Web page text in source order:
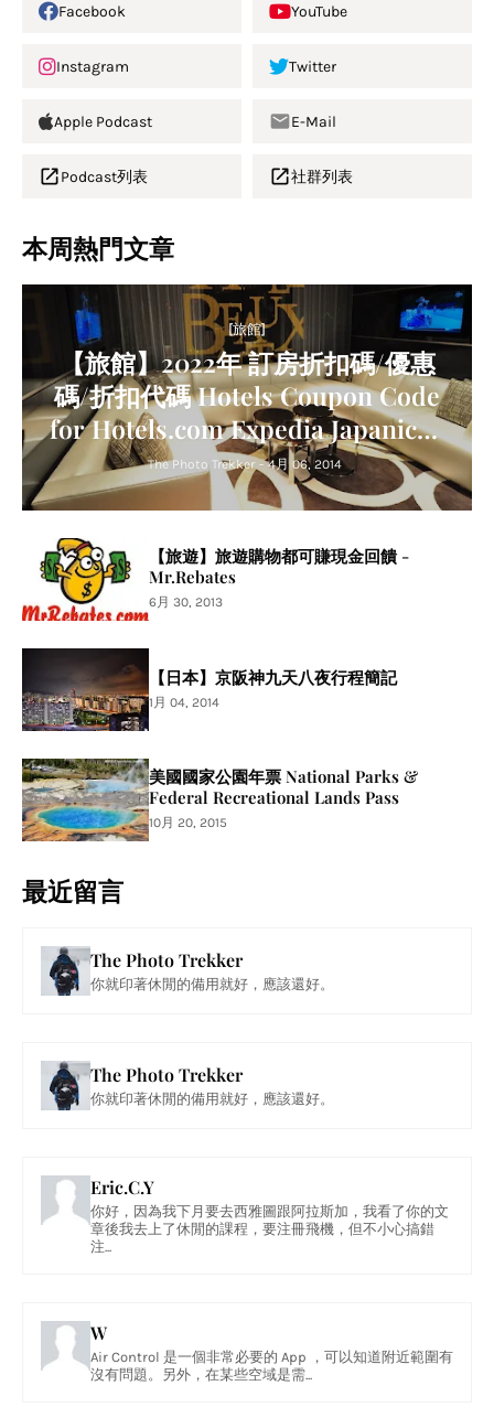
Facebook YouTube
Instagram Twitter
Apple Podcast E-Mail
Podcast列表 社群列表
本周熱門文章
[旅館]
【旅館】2022年 訂房折扣碼/優惠
碼/折扣代碼 Hotels Coupon Code
for Hotels.com Expedia Japanican
Agoda Trip.com Relux
The Photo Trekker - 4月 06, 2014
【旅遊】旅遊購物都可賺現金回饋 -
Mr.Rebates
6月 30, 2013
【日本】京阪神九天八夜行程簡記
1月 04, 2014
美國國家公園年票 National Parks &
Federal Recreational Lands Pass
10月 20, 2015
最近留言
The Photo Trekker
你就印著休閒的備用就好，應該還好。
The Photo Trekker
你就印著休閒的備用就好，應該還好。
Eric.C.Y
你好，因為我下月要去西雅圖跟阿拉斯加，我看了你的文
章後我去上了休閒的課程，要注冊飛機，但不小心搞錯
注...
W
Air Control 是一個非常必要的 App ，可以知道附近範圍有
沒有問題。另外，在某些空域是需...